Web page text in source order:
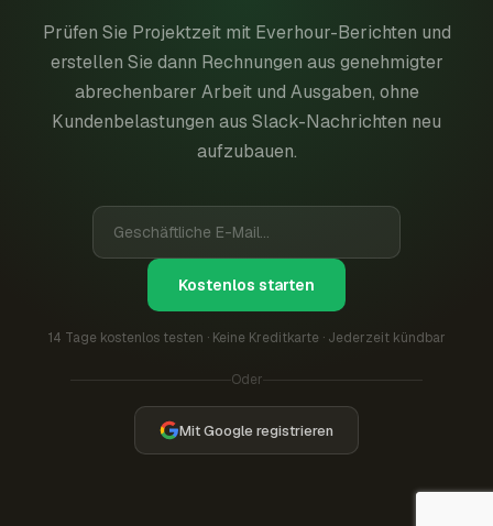
Prüfen Sie Projektzeit mit Everhour-Berichten und
erstellen Sie dann Rechnungen aus genehmigter
abrechenbarer Arbeit und Ausgaben, ohne
Kundenbelastungen aus Slack-Nachrichten neu
aufzubauen.
Kostenlos starten
14 Tage kostenlos testen · Keine Kreditkarte · Jederzeit kündbar
Oder
Mit Google registrieren